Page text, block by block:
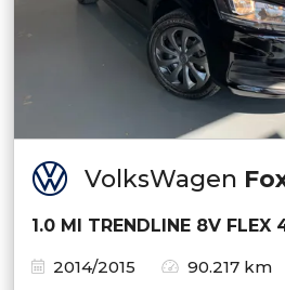
VolksWagen
1.0 MI TRENDLINE 8V FLEX
2014/2015
90.217 km